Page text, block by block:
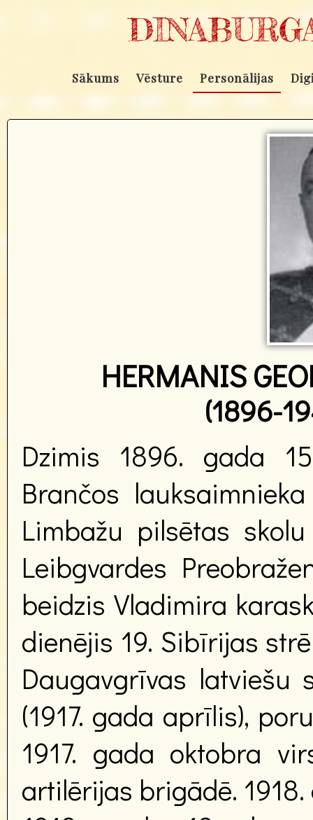
Sākums Vēsture Personālijas
HERMANIS
(1896-
Dzimis 1896. gada
Brančos
Limbažu pilsētas
Leibgvardes
beidzis Vladimira
dienējis 19. Sibīrijas
Daugavgrīvas latviešu
(1917. gada aprīlis),
1917. gada oktobra
artilērijas brigādē.